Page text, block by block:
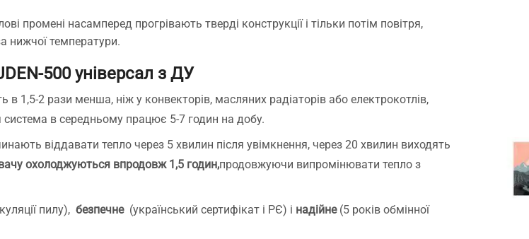
промені насамперед прогрівають тверді конструкції і тільки потім повітря,
нижчої температури.
500 універсал з ДУ
в 1,5-2 рази менша, ніж у конвекторів, масляних радіаторів або електрокотлів,
система в середньому працює 5-7 годин на добу.
віддавати тепло через 5 хвилин після увімкнення, через 20 хвилин виходять
охолоджуються впродовж 1,5 годин,продовжуючи випромінювати тепло з
пилу), безпечне (український сертифікат і РЄ) і надійне (5 років обмінної